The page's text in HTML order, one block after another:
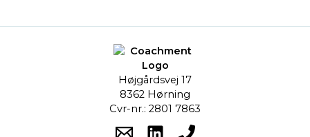
Højgårdsvej 17
8362 Hørning
Cvr-nr.: 2801 7863